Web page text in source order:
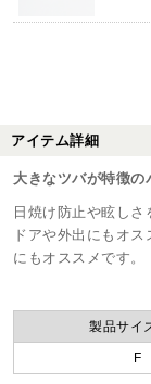
アイテム詳細
大きなツバが特徴の
日焼け防止や眩しさ
ドアや外出にもオ
にもオススメです。
製品サイ
F